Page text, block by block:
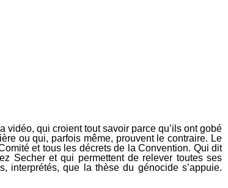
qui croient tout savoir parce qu’ils ont gobé
ou qui, parfois même, prouvent le contraire. Le
et tous les décrets de la Convention. Qui dit
Secher et qui permettent de relever toutes ses
interprétés, que la thèse du génocide s’appuie.